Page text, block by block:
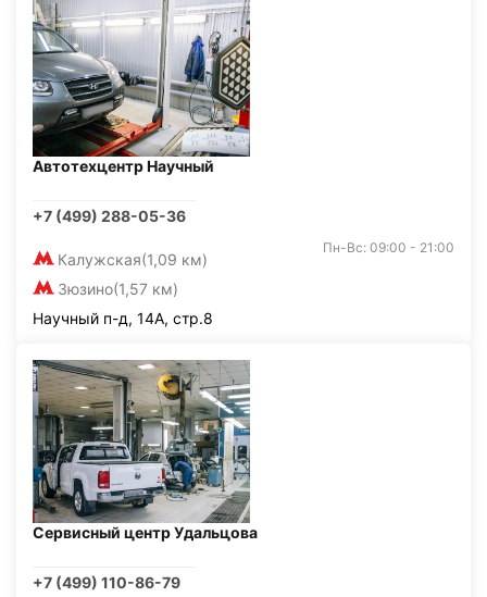
Автотехцентр Научный
+7 (499) 288-05-36
Калужская(1,09 км)
Зюзино(1,57 км)
Пн-Вс: 09:00 - 21:00
Научный п-д, 14А, стр.8
Сервисный центр Удальцова
+7 (499) 110-86-79